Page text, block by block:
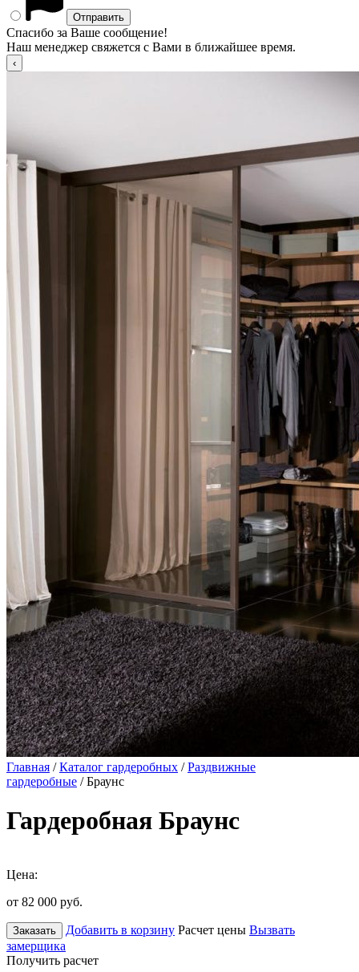
Спасибо за Ваше сообщение!
Наш менеджер свяжется с Вами в ближайшее время.
Главная /Каталог гардеробных /Раздвижные
гардеробные / Браунс
Гардеробная Браунс
Цена:
от 82 000 руб.
Заказать Добавить в корзину Расчет цены Вызвать
замерщика
Получить расчет